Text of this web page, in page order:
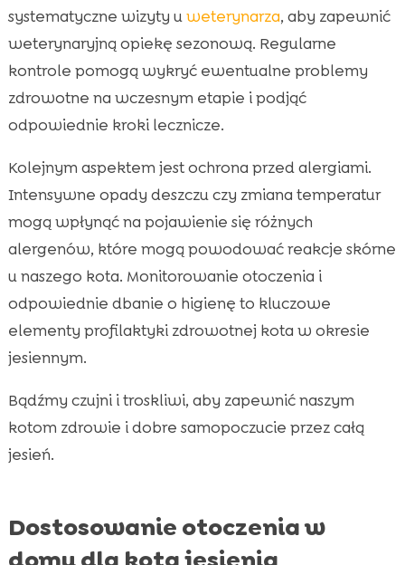
systematyczne wizyty uweterynarza, aby zapewnić
weterynaryjną opiekę sezonową. Regularne
kontrole pomogą wykryć ewentualne problemy
zdrowotne na wczesnym etapie i podjąć
odpowiednie kroki lecznicze.
Kolejnym aspektem jest ochrona przed alergiami.
Intensywne opady deszczu czy zmiana temperatur
mogą wpłynąć na pojawienie się różnych
alergenów, które mogą powodować reakcje skórne
u naszego kota. Monitorowanie otoczenia i
odpowiednie dbanie o higienę to kluczowe
elementy profilaktyki zdrowotnej kota w okresie
jesiennym.
Bądźmy czujni i troskliwi, aby zapewnić naszym
kotom zdrowie i dobre samopoczucie przez całą
jesień.
Dostosowanie otoczenia w